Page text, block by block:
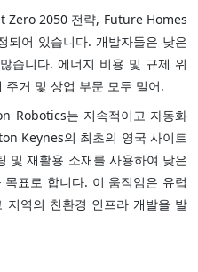
Zero 2050 전략, Future Homes
어 있습니다. 개발자들은 낮은
습니다. 에너지 비용 및 규제 위
거 및 상업 부문 모두 밀어.
Robotics는 지속적이고 자동화
Keynes의 최초의 영국 사이트
및 재활용 소재를 사용하여 낮은
표로 합니다. 이 움직임은 유럽
역의 친환경 인프라 개발을 발